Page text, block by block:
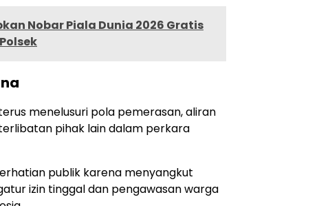
Nobar Piala Dunia 2026 Gratis
menelusuri pola pemerasan, aliran
pihak lain dalam perkara
publik karena menyangkut
izin tinggal dan pengawasan warga